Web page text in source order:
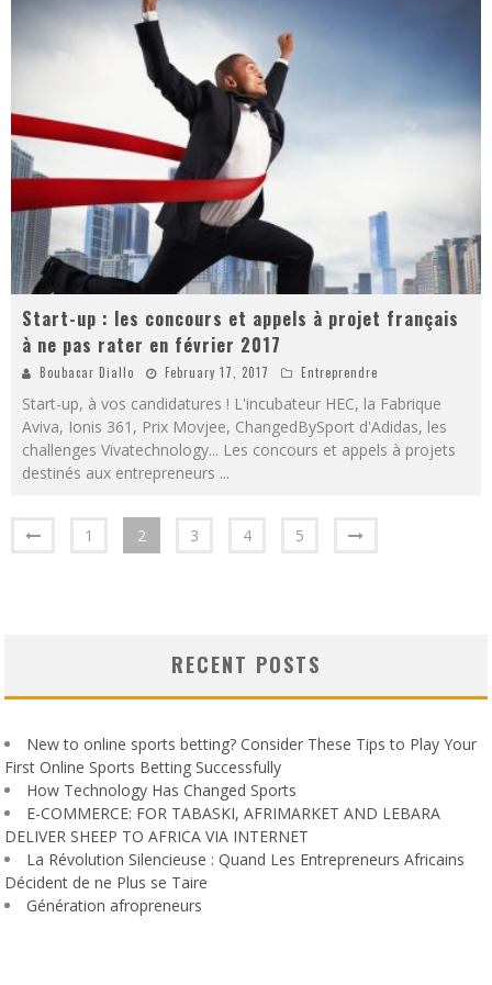
Start-up : les concours et appels à projet français
à ne pas rater en février 2017
Boubacar Diallo February 17, 2017 Entreprendre
Start-up, à vos candidatures ! L'incubateur HEC, la Fabrique
Aviva, Ionis 361, Prix Movjee, ChangedBySport d'Adidas, les
challenges Vivatechnology... Les concours et appels à projets
destinés aux entrepreneurs ...
1 2 3 4 5
RECENT POSTS
New to online sports betting? Consider These Tips to Play Your
First Online Sports Betting Successfully
How Technology Has Changed Sports
E-COMMERCE: FOR TABASKI, AFRIMARKET AND LEBARA
DELIVER SHEEP TO AFRICA VIA INTERNET
La Révolution Silencieuse : Quand Les Entrepreneurs Africains
Décident de ne Plus se Taire
Génération afropreneurs